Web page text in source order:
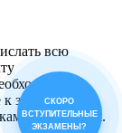
всю
заданиям и
выполнения.
СКОРО
ВСТУПИТЕЛЬНЫЕ
ЭКЗАМЕНЫ?